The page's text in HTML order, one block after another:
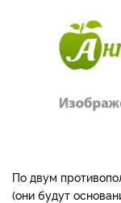
По двум
(они будут